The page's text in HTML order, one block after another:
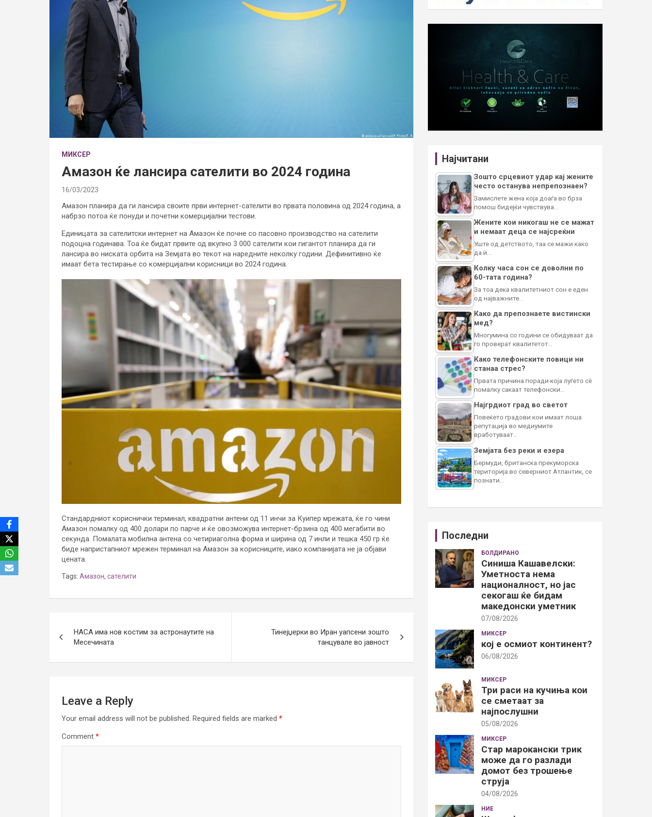
МИКСЕР
Амазон ќе лансира сателити во 2024 година
16/03/2023
Амазон планира да ги лансира своите први интернет-сателити во првата половина од 2024 година, а
набрзо потоа ќе понуди и почетни комерцијални тестови.
Единицата за сателитски интернет на Амазон ќе почне со пасовно производство на сателити
подоцна годинава. Тоа ќе бидат првите од вкупно 3 000 сателити кои гигантот планира да ги
лансира во ниската орбита на Земјата во текот на наредните неколку години. Дефинитивно ќе
имаат бета тестирање со комерцијални корисници во 2024 година.
Стандардниот кориснички терминал, квадратни антени од 11 инчи за Куипер мрежата, ќе го чини
Амазон помалку од 400 долари по парче и ќе овозможува интернет-брзина од 400 мегабити во
секунда. Помалата мобилна антена со четириаголна форма и ширина од 7 инли и тешка 450 гр ќе
биде напристапниот мрежен терминал на Амазон за корисниците, иако компанијата не ја објави
цената.
Tags: Амазон, сателити
navigation
НАСА има нов костим за астронаутите на
Месечината
Тинејџерки во Иран уапсени зошто
танцувале во јавност
Leave a Reply
Your email address will not be published. Required fields are marked *
Comment *
Најчитани
Зошто срцевиот удар кај жените
често останува непрепознаен?
Замислете жена која доаѓа во брза
помош бидејќи чувствува…
Жените кои никогаш не се мажат
и немаат деца се најсреќни
Уште од детството, таа се мажи како
да ѝ…
Колку часа сон се доволни по
60-тата година?
За тоа дека квалитетниот сон е еден
од најважните…
Како да препознаете вистински
мед?
Многумина со години се обидуваат да
го проверат квалитетот…
Како телефонските повици ни
станаа стрес?
Првата причина поради која луѓето сè
помалку сакаат телефонски…
Најгрдиот град во светот
Повеќето градови кои имаат лоша
репутација во медиумите
вработуваат…
Земјата без реки и езера
Бермуди, британска прекуморска
територија во северниот Атлантик, се
познати…
Последни
БОЛДИРАНО
Синиша Кашавелски:
Уметноста нема
националност, но јас
секогаш ќе бидам
македонски уметник
07/08/2026
МИКСЕР
кој е осмиот континент?
06/08/2026
МИКСЕР
Три раси на кучиња кои
се сметаат за
најпослушни
05/08/2026
МИКСЕР
Стар марокански трик
може да го разлади
домот без трошење
струја
04/08/2026
НИЕ